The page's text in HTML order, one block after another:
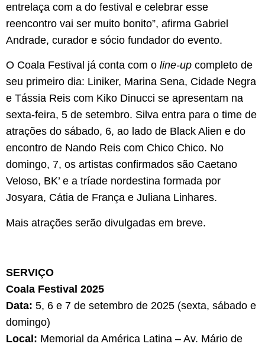
entrelaça com a do festival e celebrar esse
reencontro vai ser muito bonito”, afirma Gabriel
Andrade, curador e sócio fundador do evento.
O Coala Festival já conta com o line-up completo de
seu primeiro dia: Liniker, Marina Sena, Cidade Negra
e Tássia Reis com Kiko Dinucci se apresentam na
sexta-feira, 5 de setembro. Silva entra para o time de
atrações do sábado, 6, ao lado de Black Alien e do
encontro de Nando Reis com Chico Chico. No
domingo, 7, os artistas confirmados são Caetano
Veloso, BK’ e a tríade nordestina formada por
Josyara, Cátia de França e Juliana Linhares.
Mais atrações serão divulgadas em breve.
SERVIÇO
Coala Festival 2025
Data: 5, 6 e 7 de setembro de 2025 (sexta, sábado e
domingo)
Local: Memorial da América Latina – Av. Mário de